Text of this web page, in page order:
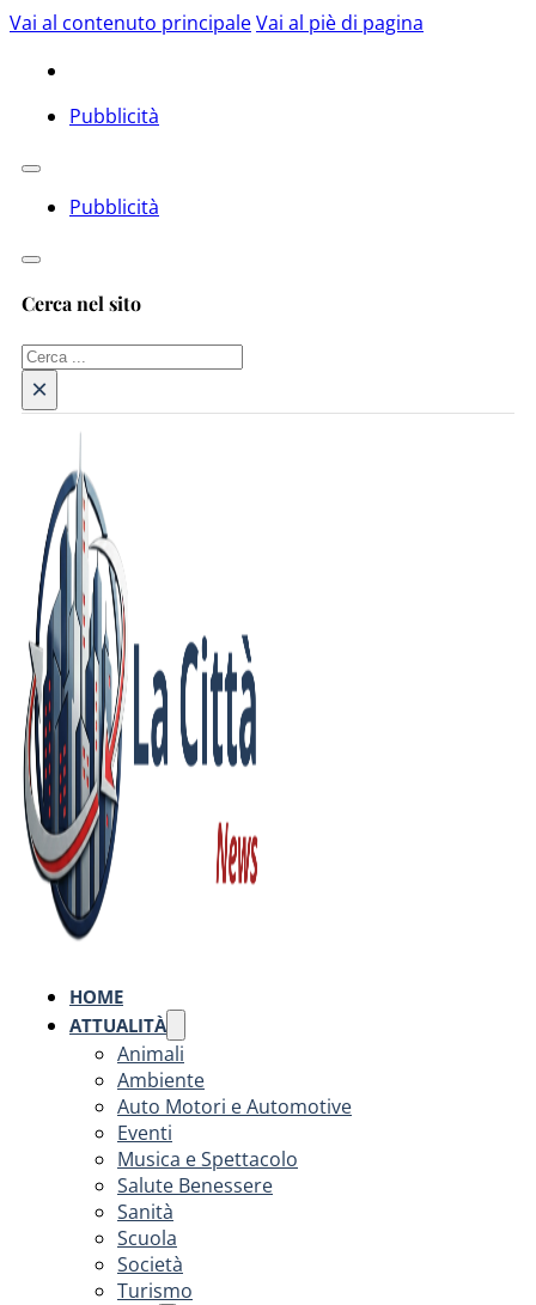
Vai al contenuto principaleVai al piè di pagina
Pubblicità
Pubblicità
Cerca nel sito
Cerca
×
HOME
ATTUALITÀ
Animali
Ambiente
Auto Motori e Automotive
Eventi
Musica e Spettacolo
Salute Benessere
Sanità
Scuola
Società
Turismo